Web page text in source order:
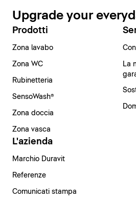
Upgrade your
Prodotti
Zona lavabo
Zona WC
Rubinetteria
SensoWash®
Zona doccia
Zona vasca
La
L'azienda
Marchio Duravit
Referenze
Comunicati stampa